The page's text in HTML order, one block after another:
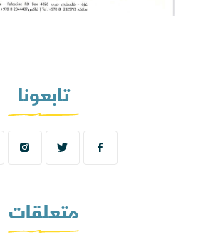
تابعونا
متعلقات